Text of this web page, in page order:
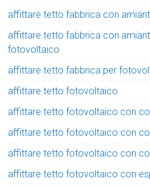
affittare tetto fabbrica con
affittare tetto fabbrica con
fotovoltaico
affittare tetto fabbrica per
affittare tetto fotovoltaico
affittare tetto fotovoltaico con
affittare tetto fotovoltaico con
affittare tetto fotovoltaico con
affittare tetto fotovoltaico con